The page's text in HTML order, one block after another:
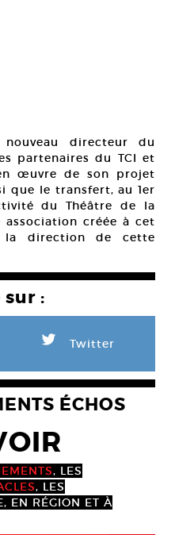
directeur du
partenaires du TCI et
œuvre de son projet
que le transfert, au 1er
du Théâtre de la
créée à cet
direction de cette
:
L Twitter
ÉCHOS
, LES
, LES
EN RÉGION ET À